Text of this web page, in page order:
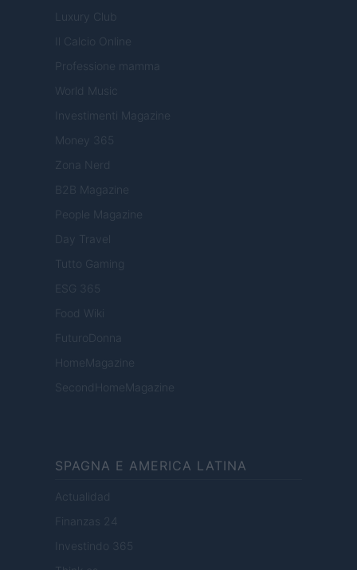
Luxury Club
Il Calcio Online
Professione mamma
World Music
Investimenti Magazine
Money 365
Zona Nerd
B2B Magazine
People Magazine
Day Travel
Tutto Gaming
ESG 365
Food Wiki
FuturoDonna
HomeMagazine
SecondHomeMagazine
SPAGNA E AMERICA LATINA
Actualidad
Finanzas 24
Investindo 365